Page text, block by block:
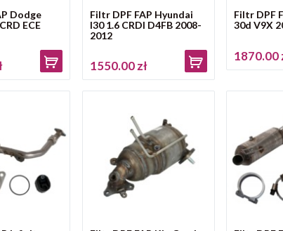
Dodge
ECE
Filtr DPF FAP Hyundai
I30 1.6 CRDI D4FB 2008-
2012
1550.00 zł
Filtr DPF
30d V9X
1870.00